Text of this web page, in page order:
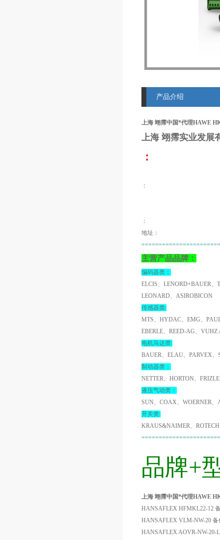
产品介绍
上海 翊霈中国*代理HAWE
上海 翊霈实业发展
：
：
：
地址：
主营产品品牌：
编码器类：
ELCIS、LENORD+BAUER
LEONARD、ASIROBICON
传感器类:
MTS、HYDAC、EMG、
EBERLE、REED-AG、
电机马达类:
BAUER、ELAU、PARVEX
制动器类：
NETTER、HORTON、
液压气动类：
SUN、COAX、WOERNER
开关类:
KRAUS&NAIMER、
品牌+
上海 翊霈中国*代理HAWE
HANSAFLEX HFMKL22-12
HANSAFLEX VLM-NW-20 备
HANSAFLEX AOVR-NW-20-